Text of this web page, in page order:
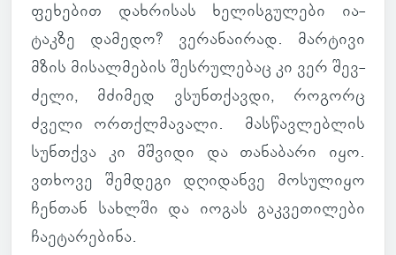
ფე­ხე­ბით დახ­რი­სას ხე­ლის­გუ­ლები ია­
ტაკზე და­მედო? ვე­რა­ნა­ი­რად. მარ­ტივი
მზის მი­სალ­მე­ბის შეს­რუ­ლე­ბაც კი ვერ შევ­
ძელი, მძი­მედ ვსუნ­თქავდი, რო­გორც
ძველი ორ­თქლმა­ვალი. მას­წავ­ლებ­ლის
სუნ­თქვა კი მშვიდი და თა­ნა­ბარი იყო.
ვთხოვე შემ­დეგი დღი­დანვე მო­სუ­ლიყო
ჩენ­თან სახ­ლში და იოგას გაკ­ვე­თი­ლები
ჩა­ე­ტა­რე­ბინა.